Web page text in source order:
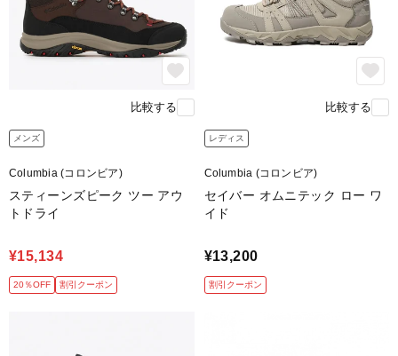
比較する
メンズ
Columbia (コロンビア)
スティーンズピーク ツー アウ
トドライ
¥15,134
20％OFF 割引クーポン
比較する
レディス
Columbia (コロンビア)
セイバー オムニテック ロー ワ
イド
¥13,200
割引クーポン